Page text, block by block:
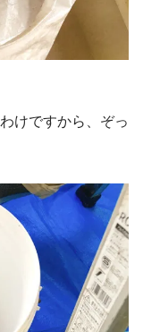
わけですから、ぞっ